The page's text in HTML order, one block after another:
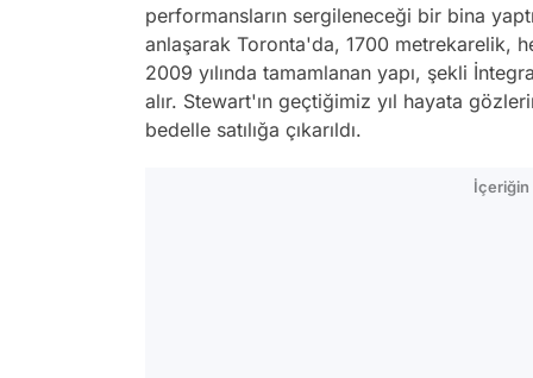
performansların sergileneceği bir bina
anlaşarak Toronta'da, 1700 metrekarelik,
2009 yılında tamamlanan yapı, şekli
alır. Stewart'ın geçtiğimiz yıl hayata
bedelle satılığa çıkarıldı.
İçeriğin